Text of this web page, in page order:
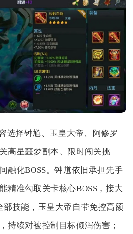
选择钟馗、玉皇大帝、阿修罗
高星噩梦副本、限时闯关挑
融化BOSS。钟馗依旧承担先手
精准勾取关卡核心BOSS，接大
部技能，玉皇大帝自带免控高额
持续对被控制目标倾泻伤害；